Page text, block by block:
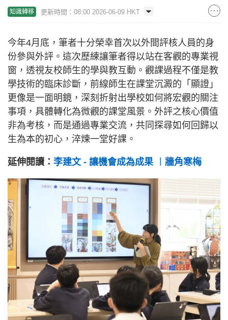
知識轉移 更新時間：08:00 2026-06-09 HKT
今年4月底，筆者十分榮幸首次以外間評核人員的身
份參與外評。這次歷練讓筆者得以站在客觀的專業視
窗，透視友校師生的學與教互動。觀課過程不僅是教
學技術的臨床診斷，前線師生在課堂沉澱的「顯證」
更像是一面明鏡，深刻折射出學校如何將宏觀的關注
事項，具體轉化為微觀的課堂風景。外評之核心價值
非為考核，而是通過專業交流，共同探尋如何回歸以
生為本的初心，淬煉一堂好課。
延伸閱讀： 李建文 - 讓機會成為成果 ︱牆角寒梅